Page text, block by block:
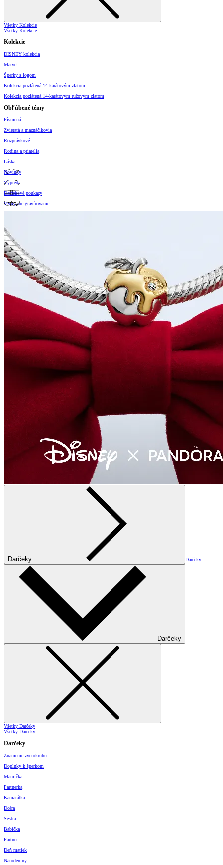
Všetky Kolekcie
Všetky Kolekcie
Kolekcie
DISNEY kolekcia
Marvel
Šperky s logom
Kolekcia pozlátená 14-karátovým zlatom
Kolekcia pozlátená 14-karátovým ružovým zlatom
Obľúbené témy
Písmená
Zvieratá a maznáčikovia
Rozprávkové
Rodina a priatelia
Láska
Novinky
Výpredaj
Darčekové poukazy
Vzory pre gravírovanie
Darčeky Darčeky
Darčeky
Všetky Darčeky
Všetky Darčeky
Darčeky
Znamenie zverokruhu
Doplnky k šperkom
Mamička
Partnerka
Kamarátka
Dcéra
Sestra
Babička
Partner
Deň matiek
Narodeniny